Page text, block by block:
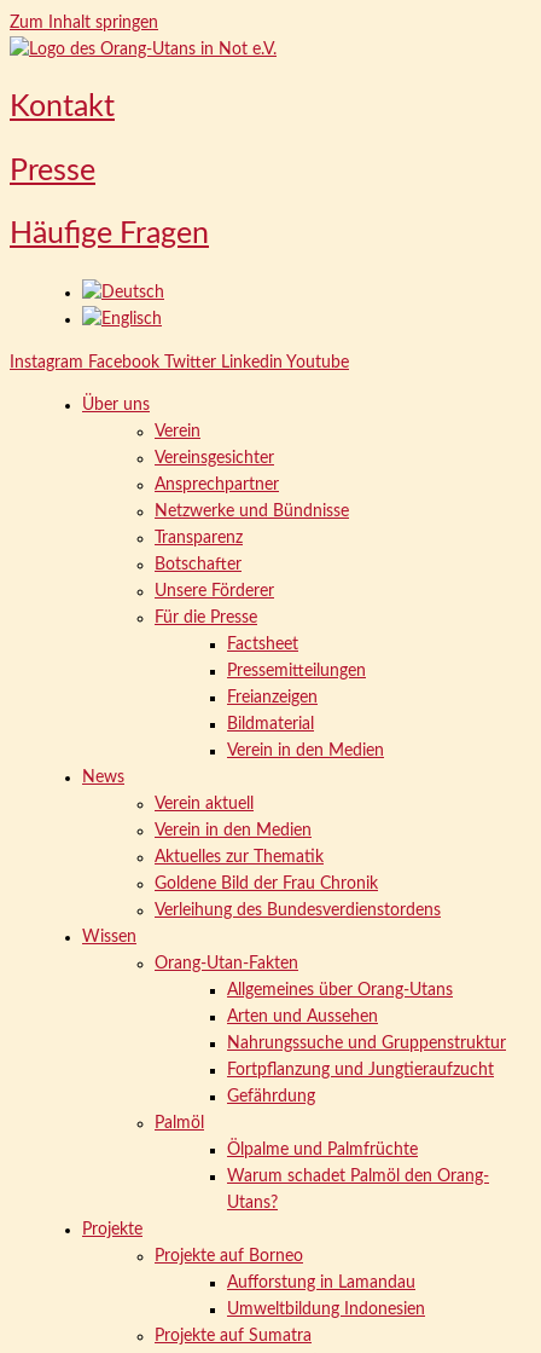
Zum Inhalt springen
Kontakt
Presse
Häufige Fragen
Instagram Facebook Twitter Linkedin Youtube
Über uns
Verein
Vereinsgesichter
Ansprechpartner
Netzwerke und Bündnisse
Transparenz
Botschafter
Unsere Förderer
Für die Presse
Factsheet
Pressemitteilungen
Freianzeigen
Bildmaterial
Verein in den Medien
News
Verein aktuell
Verein in den Medien
Aktuelles zur Thematik
Goldene Bild der Frau Chronik
Verleihung des Bundesverdienstordens
Wissen
Orang-Utan-Fakten
Allgemeines über Orang-Utans
Arten und Aussehen
Nahrungssuche und Gruppenstruktur
Fortpflanzung und Jungtieraufzucht
Gefährdung
Palmöl
Ölpalme und Palmfrüchte
Warum schadet Palmöl den Orang-
Utans?
Projekte
Projekte auf Borneo
Aufforstung in Lamandau
Umweltbildung Indonesien
Projekte auf Sumatra